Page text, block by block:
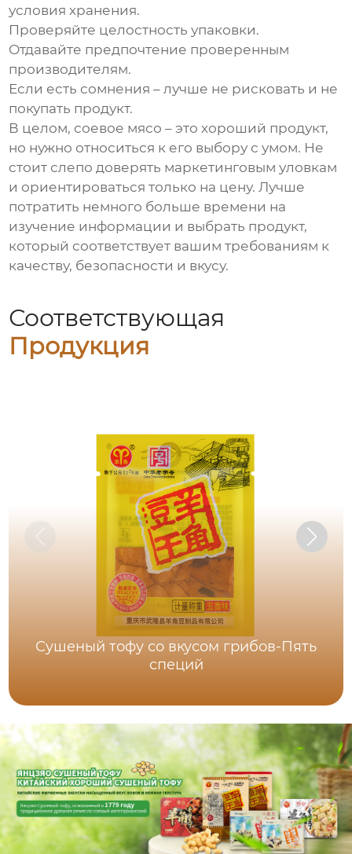
условия хранения.
Проверяйте целостность упаковки.
Отдавайте предпочтение проверенным
производителям.
Если есть сомнения – лучше не рисковать и не
покупать продукт.
В целом, соевое мясо – это хороший продукт,
но нужно относиться к его выбору с умом. Не
стоит слепо доверять маркетинговым уловкам
и ориентироваться только на цену. Лучше
потратить немного больше времени на
изучение информации и выбрать продукт,
который соответствует вашим требованиям к
качеству, безопасности и вкусу.
Соответствующая
Продукция
Сушеный тофу со вкусом грибов-Пять
специй